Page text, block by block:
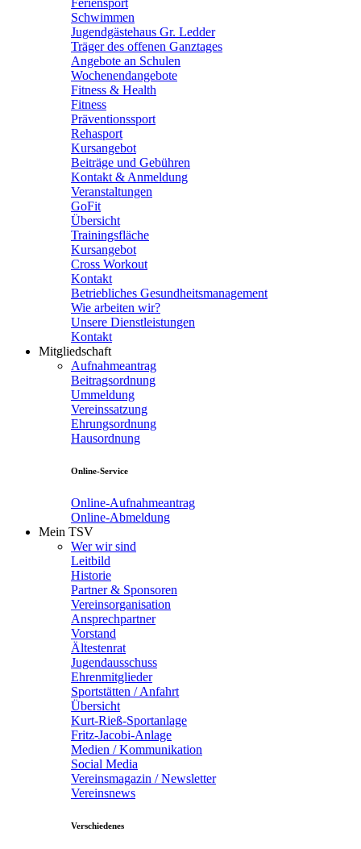
Feriensport
Schwimmen
Jugendgästehaus Gr. Ledder
Träger des offenen Ganztages
Angebote an Schulen
Wochenendangebote
Fitness & Health
Fitness
Präventionssport
Rehasport
Kursangebot
Beiträge und Gebühren
Kontakt & Anmeldung
Veranstaltungen
GoFit
Übersicht
Trainingsfläche
Kursangebot
Cross Workout
Kontakt
Betriebliches Gesundheitsmanagement
Wie arbeiten wir?
Unsere Dienstleistungen
Kontakt
Mitgliedschaft
Aufnahmeantrag
Beitragsordnung
Ummeldung
Vereinssatzung
Ehrungsordnung
Hausordnung
Online-Service
Online-Aufnahmeantrag
Online-Abmeldung
Mein TSV
Wer wir sind
Leitbild
Historie
Partner & Sponsoren
Vereinsorganisation
Ansprechpartner
Vorstand
Ältestenrat
Jugendausschuss
Ehrenmitglieder
Sportstätten / Anfahrt
Übersicht
Kurt-Rieß-Sportanlage
Fritz-Jacobi-Anlage
Medien / Kommunikation
Social Media
Vereinsmagazin / Newsletter
Vereinsnews
Verschiedenes